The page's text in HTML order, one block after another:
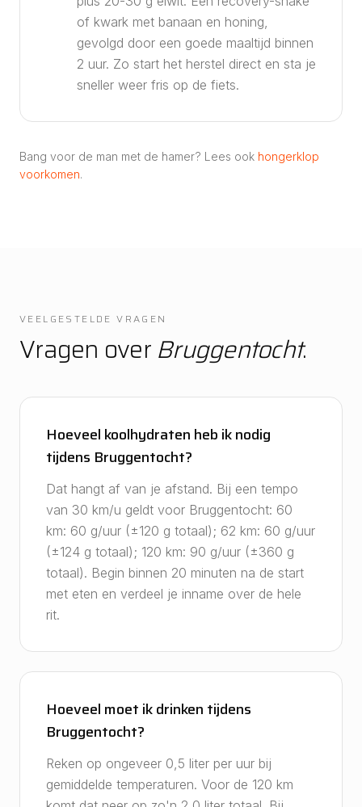
of kwark met banaan en honing,
gevolgd door een goede maaltijd binnen
2 uur. Zo start het herstel direct en sta je
sneller weer fris op de fiets.
Bang voor de man met de hamer? Lees ook hongerklop
voorkomen.
VEELGESTELDE VRAGEN
Vragen overBruggentocht.
Hoeveel koolhydraten heb ik nodig
tijdens Bruggentocht?
Dat hangt af van je afstand. Bij een tempo
van 30 km/u geldt voor Bruggentocht: 60
km: 60 g/uur (±120 g totaal); 62 km: 60 g/uur
(±124 g totaal); 120 km: 90 g/uur (±360 g
totaal). Begin binnen 20 minuten na de start
met eten en verdeel je inname over de hele
rit.
Hoeveel moet ik drinken tijdens
Bruggentocht?
Reken op ongeveer 0,5 liter per uur bij
gemiddelde temperaturen. Voor de 120 km